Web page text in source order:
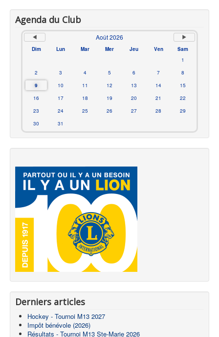
Agenda du Club
Août 2026
Dim Lun Mar Mer Jeu Ven
Sam
1
2
3 4 5 6 7
8
9
10 11 12 13 14
15
16
17 18 19 20 21
22
23
24 25 26 27 28
29
30
31
Derniers articles
Hockey - Tournoi M13 2027
Impôt bénévole (2026)
Résultats - Tournoi M13 Ste-Marie 2026